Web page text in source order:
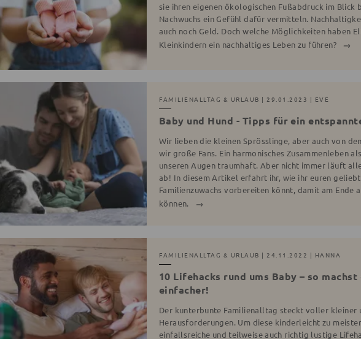
sie ihren eigenen ökologischen Fußabdruck im Blick
Nachwuchs ein Gefühl dafür vermitteln.
auch noch Geld. Doch welche Möglichkeiten haben
Kleinkindern ein nachhaltiges Leben zu führen?
FAMILIENALLTAG & URLAUB | 29.01.2023 | EVE
Baby und Hund - Tipps für ein
Wir lieben die kleinen Sprösslinge, aber auch von
wir große Fans. Ein harmonisches Zusammenleben
unseren Augen traumhaft. Aber nicht immer läuft
ab! In diesem Artikel erfahrt ihr, wie ihr euren
Familienzuwachs vorbereiten könnt, damit am Ende
können.
FAMILIENALLTAG & URLAUB | 24.11.2022 | HANNA
10 Lifehacks rund ums Baby – so
einfacher!
Der kunterbunte Familienalltag steckt voller kleiner
Herausforderungen. Um diese kinderleicht zu
einfallsreiche und teilweise auch richtig lustige